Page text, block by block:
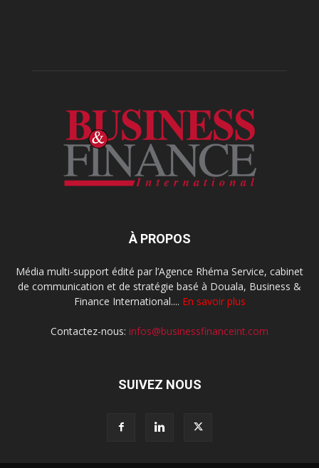
À PROPOS
Média multi-support édité par l’Agence Rhéma Service, cabinet
de communication et de stratégie basé à Douala, Business &
Finance International.... En savoir plus
Contactez-nous: infos@businessfinanceint.com
SUIVEZ NOUS